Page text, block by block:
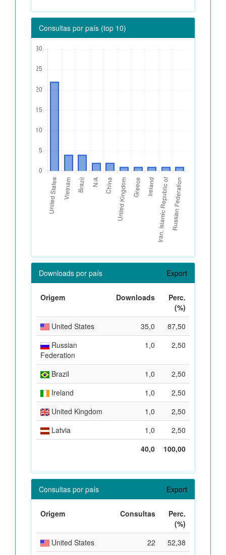
Consultas por país (top 10)
Downloads por país Export
Origem Downloads
Perc.
(%)
United States
35,0
87,50
Russian
Federation
1,0 2,50
Brazil 1,0
2,50
Ireland
1,0
2,50
United Kingdom
1,0
2,50
Latvia
1,0
2,50
40,0
100,00
Consultas por país Export
Origem Consultas
Perc.
(%)
United States
22
52,38